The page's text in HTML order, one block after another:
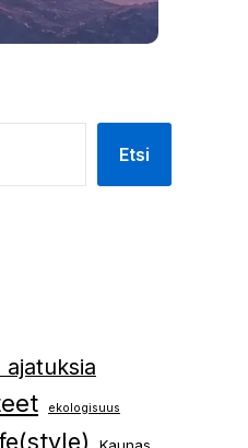
Etsi
ajatuksia
ekologisuus
Kaunas